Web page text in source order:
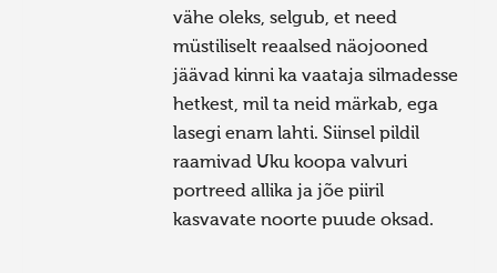
vähe oleks, selgub, et need
müstiliselt reaalsed näojooned
jäävad kinni ka vaataja silmadesse
hetkest, mil ta neid märkab, ega
lasegi enam lahti. Siinsel pildil
raamivad Uku koopa valvuri
portreed allika ja jõe piiril
kasvavate noorte puude oksad.